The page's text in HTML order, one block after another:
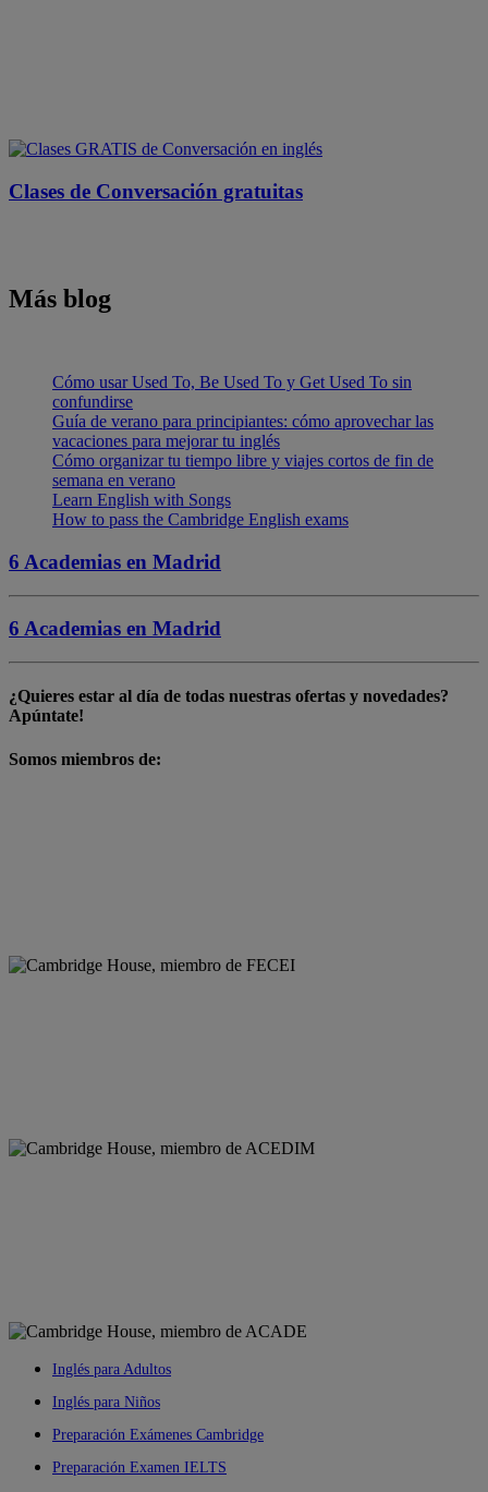
Clases de Conversación gratuitas
Más blog
Cómo usar Used To, Be Used To y Get Used To sin
confundirse
Guía de verano para principiantes: cómo aprovechar las
vacaciones para mejorar tu inglés
Cómo organizar tu tiempo libre y viajes cortos de fin de
semana en verano
Learn English with Songs
How to pass the Cambridge English exams
6 Academias en Madrid
6 Academias en Madrid
¿Quieres estar al día de todas nuestras ofertas y novedades?
Apúntate!
Somos miembros de:
Inglés para Adultos
Inglés para Niños
Preparación Exámenes Cambridge
Preparación Examen IELTS